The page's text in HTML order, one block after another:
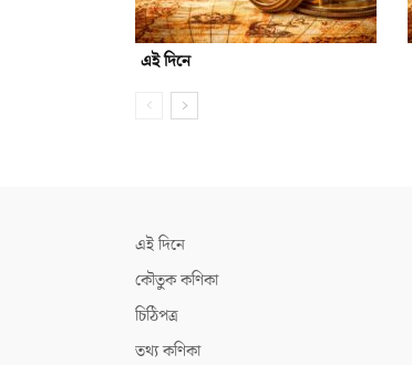
এই দিনে
এই দিনে
কৌতুক কণিকা
চিঠিপত্র
তথ্য কণিকা